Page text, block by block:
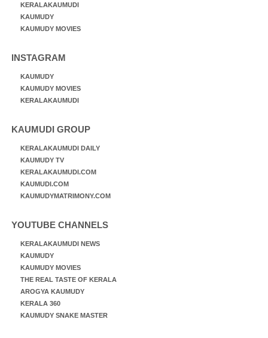
KERALAKAUMUDI
KAUMUDY
KAUMUDY MOVIES
INSTAGRAM
KAUMUDY
KAUMUDY MOVIES
KERALAKAUMUDI
KAUMUDI GROUP
KERALAKAUMUDI DAILY
KAUMUDY TV
KERALAKAUMUDI.COM
KAUMUDI.COM
KAUMUDYMATRIMONY.COM
YOUTUBE CHANNELS
KERALAKAUMUDI NEWS
KAUMUDY
KAUMUDY MOVIES
THE REAL TASTE OF KERALA
AROGYA KAUMUDY
KERALA 360
KAUMUDY SNAKE MASTER